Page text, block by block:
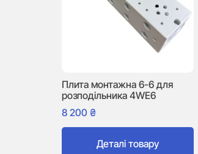
Плита монтажна 6-6 для
розподільника 4WE6
8 200 ₴
Деталі товару